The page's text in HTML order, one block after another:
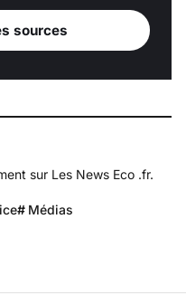
sources
sur Les News Eco .fr.
Médias